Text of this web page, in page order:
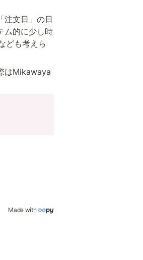
注文日」の日
ム的に少し時
ども考えら
はMikawaya
Made with